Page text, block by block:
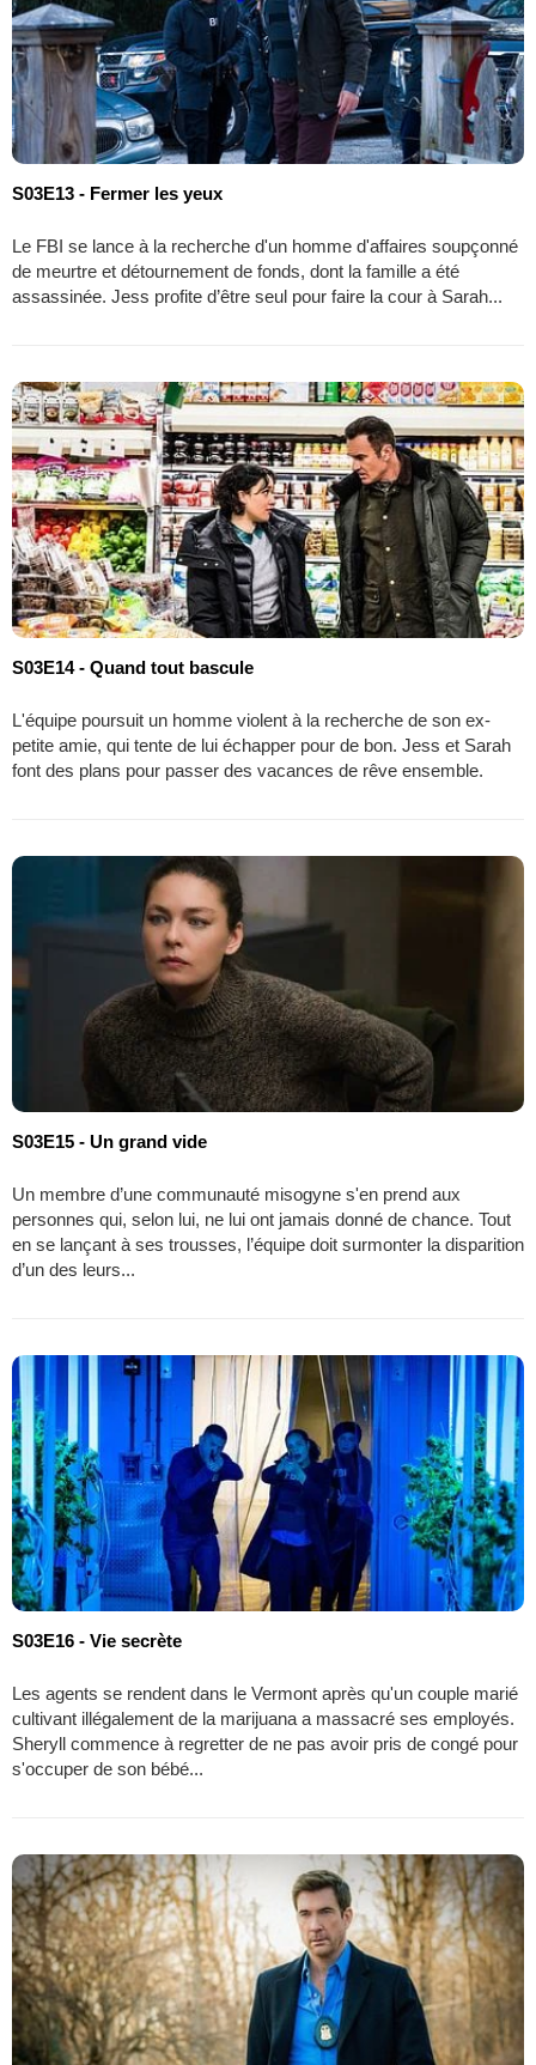
S03E13 - Fermer les yeux
Le FBI se lance à la recherche d'un homme d'affaires soupçonné
de meurtre et détournement de fonds, dont la famille a été
assassinée. Jess profite d’être seul pour faire la cour à Sarah...
S03E14 - Quand tout bascule
L'équipe poursuit un homme violent à la recherche de son ex-
petite amie, qui tente de lui échapper pour de bon. Jess et Sarah
font des plans pour passer des vacances de rêve ensemble.
S03E15 - Un grand vide
Un membre d’une communauté misogyne s'en prend aux
personnes qui, selon lui, ne lui ont jamais donné de chance. Tout
en se lançant à ses trousses, l’équipe doit surmonter la disparition
d’un des leurs...
S03E16 - Vie secrète
Les agents se rendent dans le Vermont après qu'un couple marié
cultivant illégalement de la marijuana a massacré ses employés.
Sheryll commence à regretter de ne pas avoir pris de congé pour
s'occuper de son bébé...